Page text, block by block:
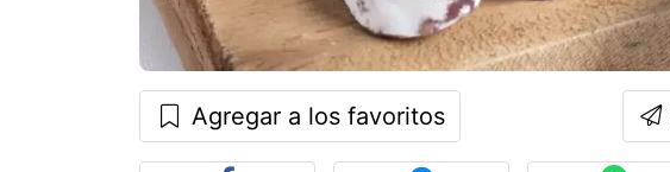
Agregar a los favoritos